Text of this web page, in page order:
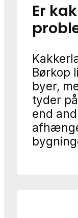
Er
Børkop
byer,
tyder
end